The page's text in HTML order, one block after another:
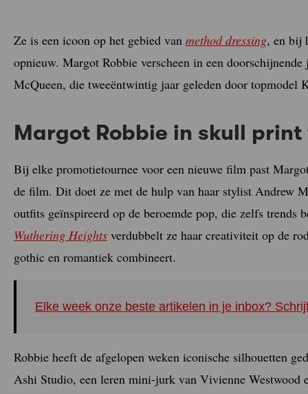
Ze is een icoon op het gebied van method dressing, en bij
opnieuw. Margot Robbie verscheen in een
McQueen, die tweeëntwintig jaar geleden door topmodel
Margot Robbie in skull
Bij elke promotietournee voor een nieuwe film past
de film. Dit doet ze met de hulp van haar stylist Andrew
outfits geïnspireerd op de beroemde pop, die zelfs trends
Wuthering Heights verdubbelt ze haar creativiteit op de
gothic en romantiek combineert.
Elke week onze beste artikelen in je inbox?
Robbie heeft de afgelopen weken iconische silhouetten
Ashi Studio, een leren mini-jurk van Vivienne Westwood